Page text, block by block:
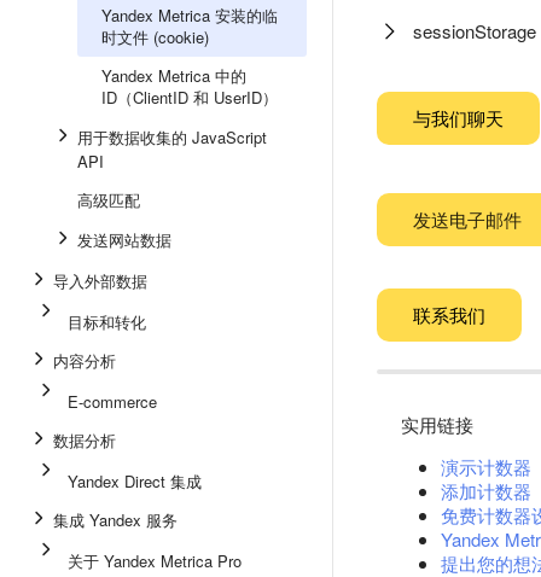
Yandex Metrica 安装的临
时文件 (cookie)
Yandex Metrica 中的
ID（ClientID 和 UserID）
用于数据收集的 JavaScript
API
高级匹配
发送网站数据
导入外部数据
目标和转化
内容分析
E-commerce
数据分析
Yandex Direct 集成
集成 Yandex 服务
关于 Yandex Metrica Pro
sessionStorage
与我们聊天
发送电子邮件
联系我们
实用链接
演示计数器
添加计数器
免费计数器
Yandex
提出您的想